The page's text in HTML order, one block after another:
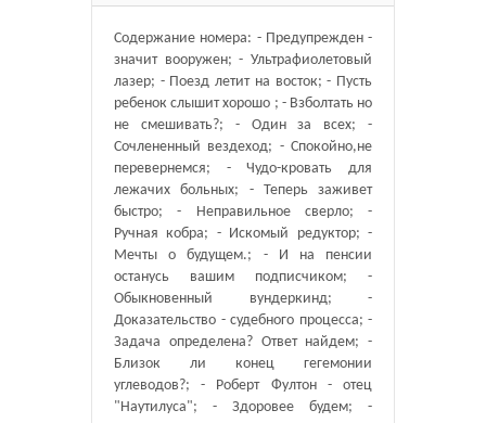
Содержание номера: - Предупрежден -
значит вооружен; - Ультрафиолетовый
лазер; - Поезд летит на восток; - Пусть
ребенок слышит хорошо ; - Взболтать но
не смешивать?; - Один за всех; -
Сочлененный вездеход; - Спокойно,не
перевернемся; - Чудо-кровать для
лежачих больных; - Теперь заживет
быстро; - Неправильное сверло; -
Ручная кобра; - Искомый редуктор; -
Мечты о будущем.; - И на пенсии
останусь вашим подписчиком; -
Обыкновенный вундеркинд; -
Доказательство - судебного процесса; -
Задача определена? Ответ найдем; -
Близок ли конец гегемонии
углеводов?; - Роберт Фултон - отец
"Наутилуса"; - Здоровее будем; -